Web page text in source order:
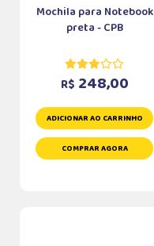
Mochila para Notebook
preta - CPB
R$ 248,00
ADICIONAR AO CARRINHO
COMPRAR AGORA